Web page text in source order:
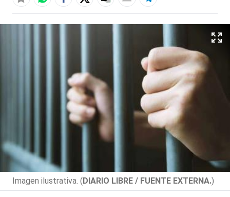
Imagen ilustrativa. (DIARIO LIBRE / FUENTE EXTERNA.)